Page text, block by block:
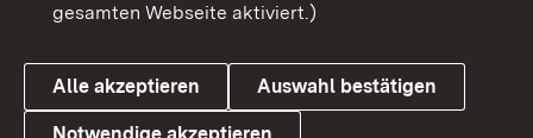
Cookies
gesamten Webseite aktiviert.)
Alle akzeptieren Auswahl bestätigen